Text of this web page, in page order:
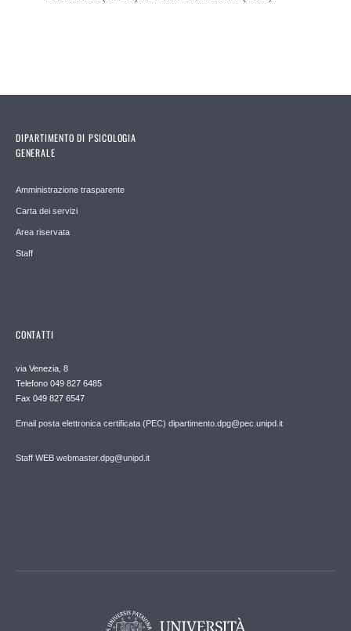
DIPARTIMENTO DI PSICOLOGIA
GENERALE
Amministrazione trasparente
Carta dei servizi
Area riservata
Staff
CONTATTI
via Venezia, 8
Telefono 049 827 6485
Fax 049 827 6547
Email posta elettronica certificata (PEC) dipartimento.dpg@pec.unipd.it
Staff WEB webmaster.dpg@unipd.it